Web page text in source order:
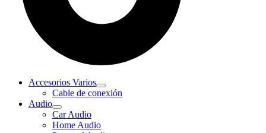
Accesorios Varios
Cable de conexión
Audio
Car Audio
Home Audio